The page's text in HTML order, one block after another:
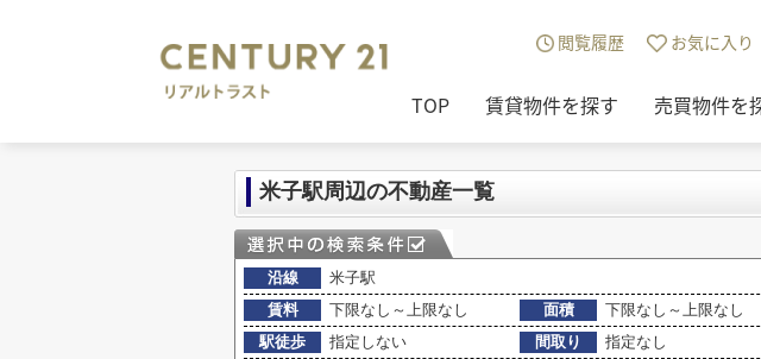
閲覧履歴 お気に入り
TOP 賃貸物件を探す 売買物件を
米子駅周辺の不動産一覧
沿線
米子駅
賃料
下限なし～上限なし 面積 下限なし～上限なし
駅徒歩
指定しない 間取り
指定なし